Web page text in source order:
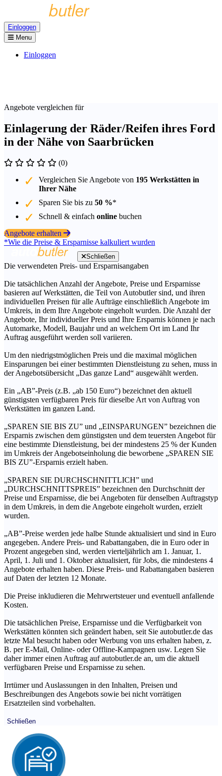
Einloggen
Menu
Einloggen
Angebote vergleichen für
Einlagerung der Räder/Reifen ihres Ford
in der Nähe von Saarbrücken
(0)
Vergleichen Sie Angebote von 195 Werkstätten in
Ihrer Nähe
Sparen Sie bis zu 50 %*
Schnell & einfach online buchen
Angebote erhalten
*Wie die Preise & Ersparnisse kalkuliert wurden
Schließen
Die verwendeten Preis- und Ersparnisangaben
Die tatsächlichen Anzahl der Angebote, Preise und Ersparnisse
basieren auf Werkstätten, die Teil von Autobutler sind, und ihren
individuellen Preisen für alle Aufträge einschließlich Angebote im
Umkreis, in dem Ihre Angebote eingeholt wurden. Die Anzahl der
Angebote, Ihr individueller Preis und Ihre Ersparnis können je nach
Automarke, Modell, Baujahr und an welchem Ort im Land Ihr
Auftrag ausgeführt werden soll variieren.
Um den niedrigstmöglichen Preis und die maximal möglichen
Einsparungen bei einer bestimmten Dienstleistung zu sehen, muss in
der Angebotsübersicht „Das ganze Land“ ausgewählt werden.
Ein „AB”-Preis (z.B. „ab 150 Euro“) bezeichnet den aktuell
günstigsten verfügbaren Preis für dieselbe Art von Auftrag von
Werkstätten im ganzen Land.
„SPAREN SIE BIS ZU” und „EINSPARUNGEN” bezeichnen die
Ersparnis zwischen dem günstigsten und dem teuersten Angebot für
eine bestimmte Dienstleistung, bei der mindestens 25 % der Kunden
im Umkreis der Angebotseinholung die beworbene „SPAREN SIE
BIS ZU”-Ersparnis erzielt haben.
„SPAREN SIE DURCHSCHNITTLICH” und
„DURCHSCHNITTSPREIS” bezeichnen den Durchschnitt der
Preise und Ersparnisse, die bei Angeboten für denselben Auftragstyp
in dem Umkreis, in dem die Angebote eingeholt wurden, erzielt
wurden.
„AB”-Preise werden jede halbe Stunde aktualisiert und sind in Euro
angegeben. Andere Preis- und Rabattangaben, die in Euro oder in
Prozent angegeben sind, werden vierteljährlich am 1. Januar, 1.
April, 1. Juli und 1. Oktober aktualisiert, für Jobs, die mindestens 4
Angebote erhalten haben. Diese Preis- und Rabattangaben basieren
auf Daten der letzten 12 Monate.
Die Preise inkludieren die Mehrwertsteuer und eventuell anfallende
Kosten.
Die tatsächlichen Preise, Ersparnisse und die Verfügbarkeit von
Werkstätten könnten sich geändert haben, seit Sie autobutler.de das
letzte Mal besucht haben oder Werbung von uns erhalten haben, z.
B. per E-Mail, Online- oder Offline-Kampagnen usw. Legen Sie
daher immer einen Auftrag auf autobutler.de an, um die aktuell
verfügbaren Preise und Ersparnisse zu sehen.
Irrtümer und Auslassungen in den Inhalten, Preisen und
Beschreibungen des Angebots sowie bei nicht vorrätigen
Ersatzteilen sind vorbehalten.
Schließen